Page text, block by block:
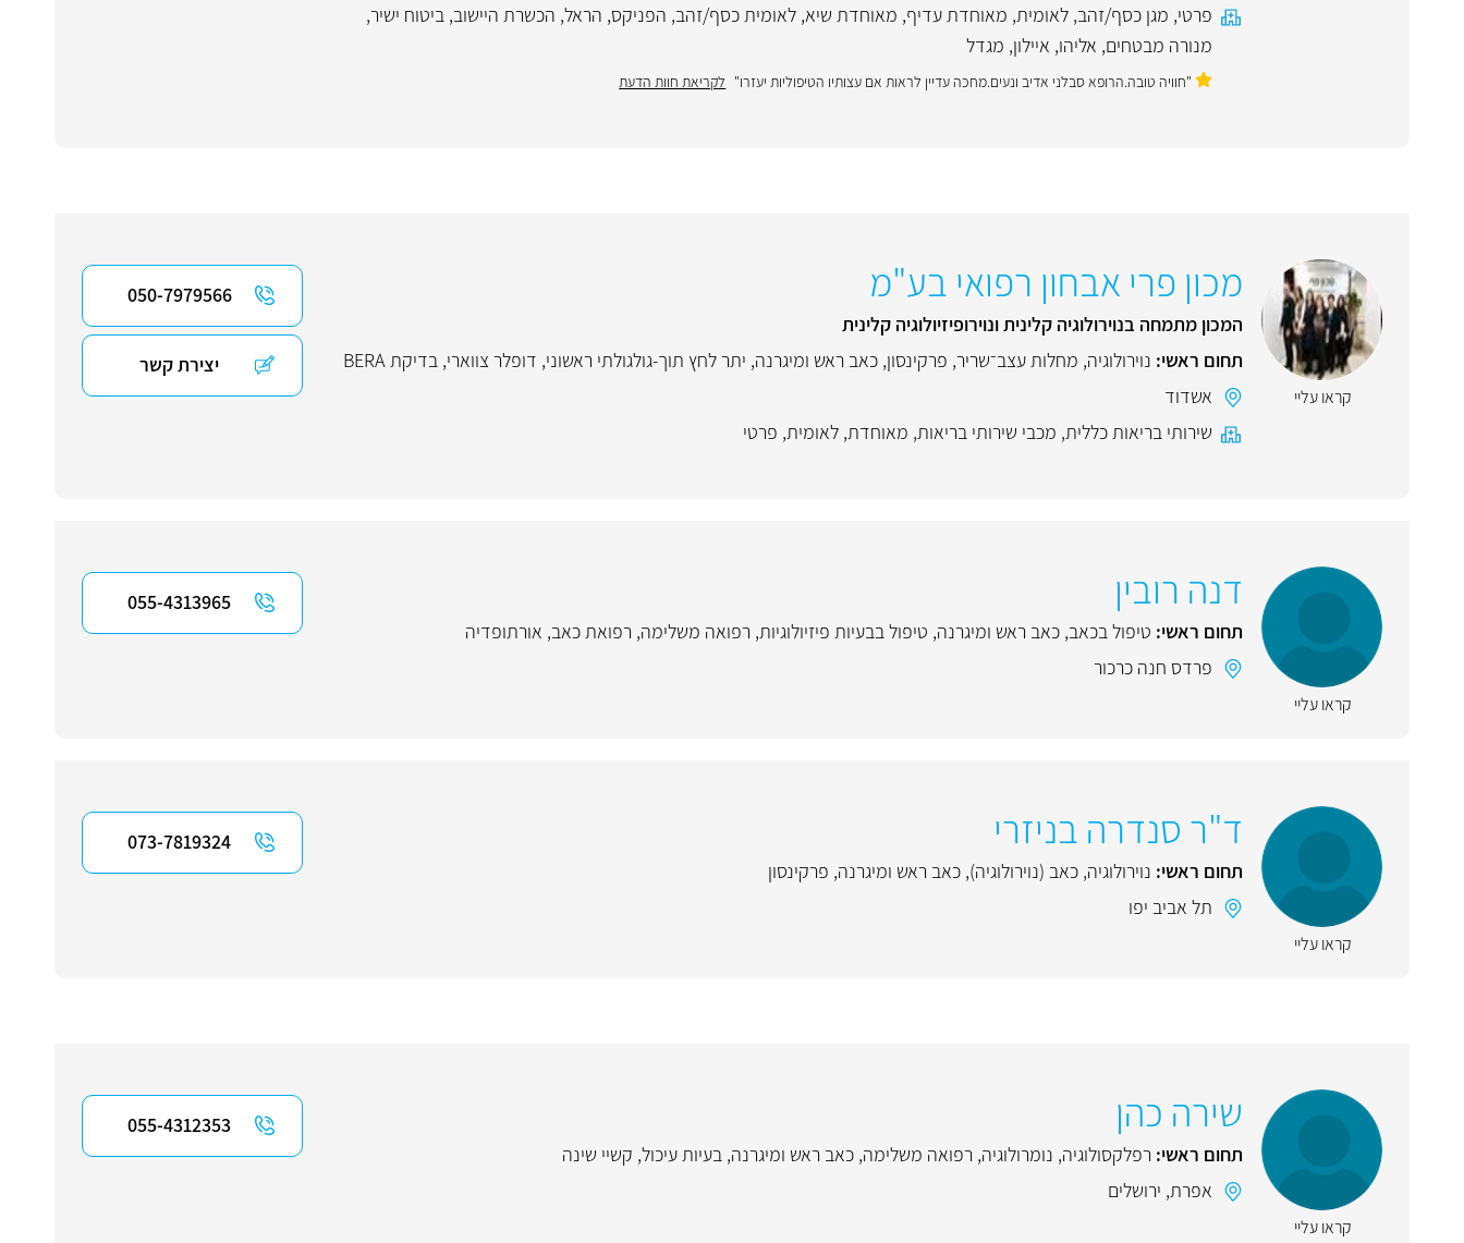
פרטי, מגן כסף/זהב, לאומית, מאוחדת עדיף, מאוחדת שיא, לאומית כסף/זהב, הפניקס, הראל, הכשרת היישוב, ביטוח ישיר,
מנורה מבטחים, אליהו, איילון, מגדל
"חוויה טובה.הרופא סבלני אדיב ונעים.מחכה עדיין לראות אם עצותיו הטיפוליות יעזרו" לקריאת חוות הדעת
קראו עליי
מכון פרי אבחון רפואי בע"מ
המכון מתמחה בנוירולוגיה קלינית ונוירופיזיולוגיה קלינית
תחום ראשי: נוירולוגיה, מחלות עצב־שריר, פרקינסון, כאב ראש ומיגרנה, יתר לחץ תוך-גולגולתי ראשוני, דופלר צווארי, בדיקת BERA
אשדוד
שירותי בריאות כללית, מכבי שירותי בריאות, מאוחדת, לאומית, פרטי
050-7979566
יצירת קשר
קראו עליי
דנה רובין
תחום ראשי: טיפול בכאב, כאב ראש ומיגרנה, טיפול בבעיות פיזיולוגיות, רפואה משלימה, רפואת כאב, אורתופדיה
פרדס חנה כרכור
055-4313965
קראו עליי
ד"ר סנדרה בניזרי
תחום ראשי: נוירולוגיה, כאב (נוירולוגיה), כאב ראש ומיגרנה, פרקינסון
תל אביב יפו
073-7819324
קראו עליי
שירה כהן
תחום ראשי: רפלקסולוגיה, נומרולוגיה, רפואה משלימה, כאב ראש ומיגרנה, בעיות עיכול, קשיי שינה
אפרת, ירושלים
055-4312353